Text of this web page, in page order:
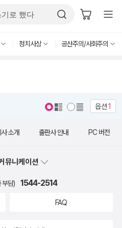
정치사상 공산주의/사회주의
옵션1
소개 출판사 안내 PC 버전
뮤니케이션
부담) 1544-2514
FAQ